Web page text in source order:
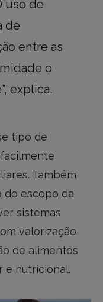
uso de
de
entre as
o
explica.
tipo de
Também
do escopo da
sistemas
valorização
de alimentos
e nutricional.